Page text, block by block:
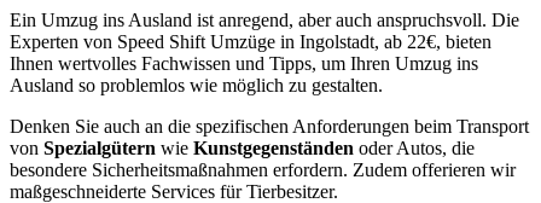
Ein Umzug ins Ausland ist anregend, aber auch anspruchsvoll. Die
Experten von Speed Shift Umzüge in Ingolstadt, ab 22€, bieten
Ihnen wertvolles Fachwissen und Tipps, um Ihren Umzug ins
Ausland so problemlos wie möglich zu gestalten.
Denken Sie auch an die spezifischen Anforderungen beim Transport
von Spezialgütern wie Kunstgegenständen oder Autos, die
besondere Sicherheitsmaßnahmen erfordern. Zudem offerieren wir
maßgeschneiderte Services für Tierbesitzer.